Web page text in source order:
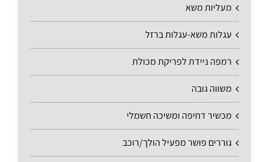
מעליות משא
עגלות משא-עגלות ברזל
רמפה ניידת לפריקת מכולת
משווה גובה
מכשיר דחיפה ומשיכה חשמלי
גוררים פושר מפעיל הולך/רוכב